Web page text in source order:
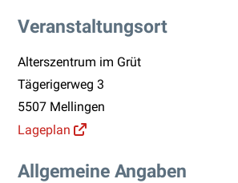
Veranstaltungsort
Alterszentrum im Grüt
Tägerigerweg 3
5507 Mellingen
Lageplan
Allgemeine Angaben